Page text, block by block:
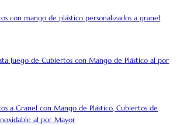
con mango de plástico personalizados a granel
Juego de Cubiertos con Mango de Plástico al por
a Granel con Mango de Plástico, Cubiertos de
al por Mayor